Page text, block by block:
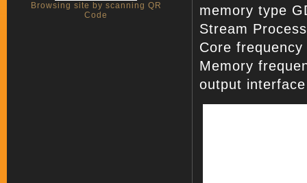
memory type
Stream
Core frequency
Memory
output
Browsing site by scanning QR
Code